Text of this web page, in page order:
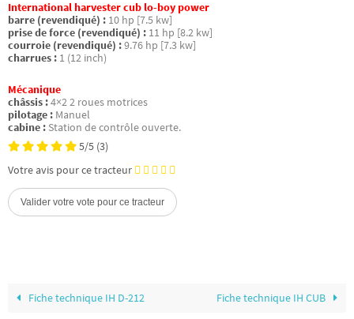
International harvester cub lo-boy power
barre (revendiqué) : 10 hp [7.5 kw]
prise de force (revendiqué) : 11 hp [8.2 kw]
courroie (revendiqué) :9.76 hp [7.3 kw]
charrues : 1 (12 inch)
Mécanique
châssis :4×2 2 roues motrices
pilotage : Manuel
cabine : Station de contrôle ouverte.
5/5 (3)
Votre avis pour ce tracteur
Fiche technique IH D-212 Fiche technique IH CUB